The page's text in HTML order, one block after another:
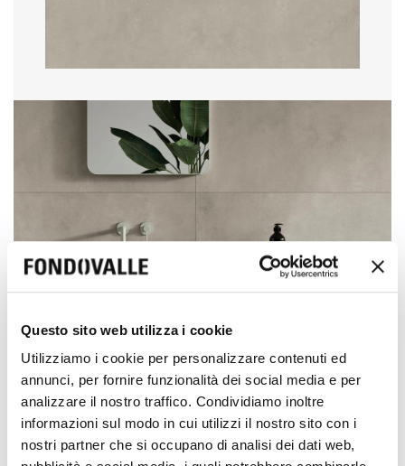
Questo sito web utilizza i cookie
Utilizziamo i cookie per personalizzare contenuti ed
annunci, per fornire funzionalità dei social media e per
analizzare il nostro traffico. Condividiamo inoltre
informazioni sul modo in cui utilizzi il nostro sito con i
nostri partner che si occupano di analisi dei dati web,
Natural (R10)
6 mm / 0.24"